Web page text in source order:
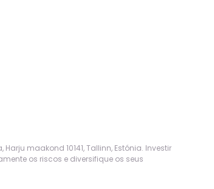
maakond 10141, Tallinn, Estónia. Investir
os riscos e diversifique os seus